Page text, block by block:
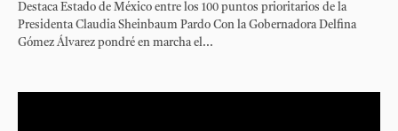
Destaca Estado de México entre los 100 puntos prioritarios de la
Presidenta Claudia Sheinbaum Pardo Con la Gobernadora Delfina
Gómez Álvarez pondré en marcha el...